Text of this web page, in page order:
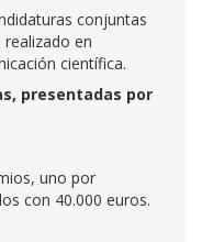
conjuntas
en
científica.
presentadas por
uno por
con 40.000 euros.